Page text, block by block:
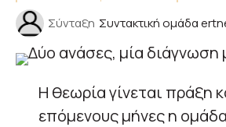
Σύνταξη Συντακτική ομάδα
Η θεωρία γίνεται πράξη
επόμενους μήνες η ομάδα